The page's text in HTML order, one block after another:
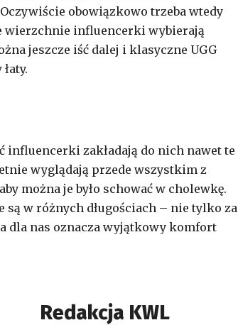
obowiązkowo trzeba wtedy
wierzchnie influencerki wybierają
jeszcze iść dalej i klasyczne UGG
influencerki zakładają do nich nawet te
wyglądają przede wszystkim z
można je było schować w cholewkę.
są w różnych długościach – nie tylko za
dla nas oznacza wyjątkowy komfort
Redakcja KWL